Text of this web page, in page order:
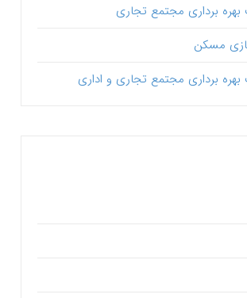
بهره برداری مجتمع تجاری
مسکن
بهره برداری مجتمع تجاری و اداری